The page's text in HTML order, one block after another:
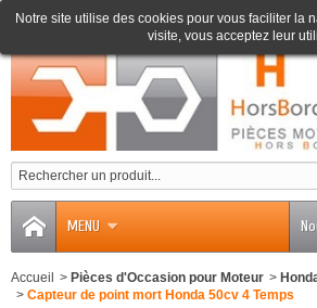
0
MENU
Notre site utilise des cookies pour vous faciliter la
visite, vous acceptez leur
Accueil > Pièces d'Occasion pour Moteur >
> Capteur de point mort Honda 50cv 4 Temps